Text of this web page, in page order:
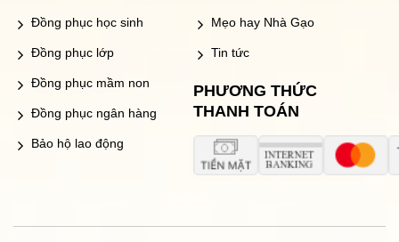
Đồng phục học sinh
Đồng phục lớp
Đồng phục mầm non
Đồng phục ngân hàng
Bảo hộ lao động
Mẹo hay Nhà Gạo
Tin tức
PHƯƠNG THỨC
THANH TOÁN